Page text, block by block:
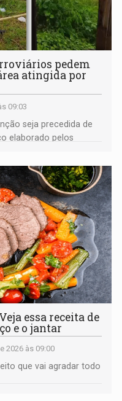
pedem
atingida por
09:03
seja precedida de
elaborado pelos
essa receita de
e o jantar
2026 às 09:00
que vai agradar todo